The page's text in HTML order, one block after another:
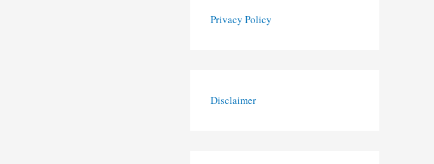
Privacy Policy
Disclaimer